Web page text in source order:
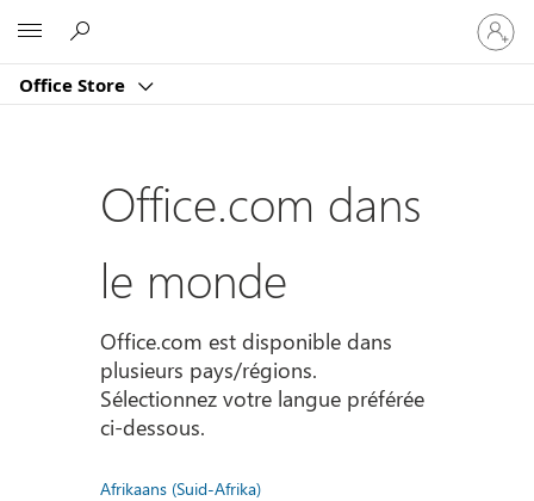
Office Store
vous
à
compte
Office.com dans
le monde
Office.com est disponible dans
plusieurs pays/régions.
Sélectionnez votre langue préférée
ci-dessous.
Afrikaans (Suid-Afrika)